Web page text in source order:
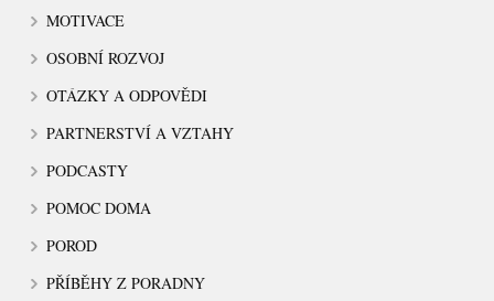
MOTIVACE
OSOBNÍ ROZVOJ
OTÁZKY A ODPOVĚDI
PARTNERSTVÍ A VZTAHY
PODCASTY
POMOC DOMA
POROD
PŘÍBĚHY Z PORADNY